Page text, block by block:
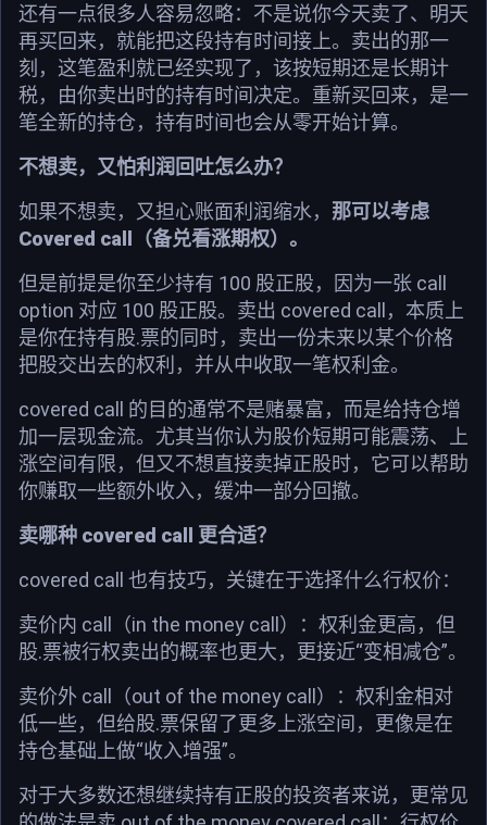
还有一点很多人容易忽略：不是说你今天卖了、明天
再买回来，就能把这段持有时间接上。卖出的那一
刻，这笔盈利就已经实现了，该按短期还是长期计
税，由你卖出时的持有时间决定。重新买回来，是一
笔全新的持仓，持有时间也会从零开始计算。
不想卖，又怕利润回吐怎么办？
如果不想卖，又担心账面利润缩水， 那可以考虑
Covered call（备兑看涨期权）。
但是前提是你至少持有 100 股正股，因为一张 call
option 对应 100 股正股。卖出 covered call，本质上
是你在持有股.票的同时，卖出一份未来以某个价格
把股交出去的权利，并从中收取一笔权利金。
covered call 的目的通常不是赌暴富，而是给持仓增
加一层现金流。尤其当你认为股价短期可能震荡、上
涨空间有限，但又不想直接卖掉正股时，它可以帮助
你赚取一些额外收入，缓冲一部分回撤。
卖哪种 covered call 更合适？
covered call 也有技巧，关键在于选择什么行权价：
卖价内 call（in the money call）：权利金更高，但
股.票被行权卖出的概率也更大，更接近“变相减仓”。
卖价外 call（out of the money call）：权利金相对
低一些，但给股.票保留了更多上涨空间，更像是在
持仓基础上做“收入增强”。
对于大多数还想继续持有正股的投资者来说，更常见